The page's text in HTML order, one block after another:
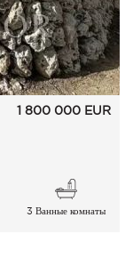
1 800 000 EUR
3 Ванные комнаты